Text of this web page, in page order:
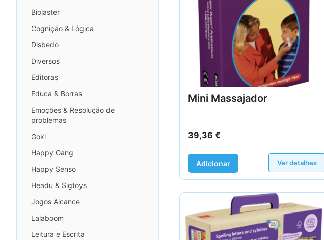
Biolaster
Cognição & Lógica
Disbedo
Diversos
Editoras
Educa & Borras
Emoções & Resolução de
problemas
Goki
Happy Gang
Happy Senso
Headu & Sigtoys
Jogos Alcance
Lalaboom
Leitura e Escrita
Mini Massajador
39,36 €
Adicionar Ver detalhes